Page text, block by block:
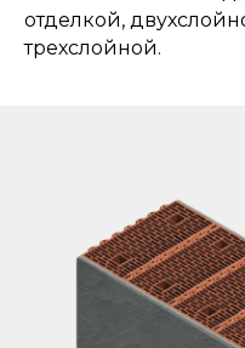
отделкой,
трехслойной.